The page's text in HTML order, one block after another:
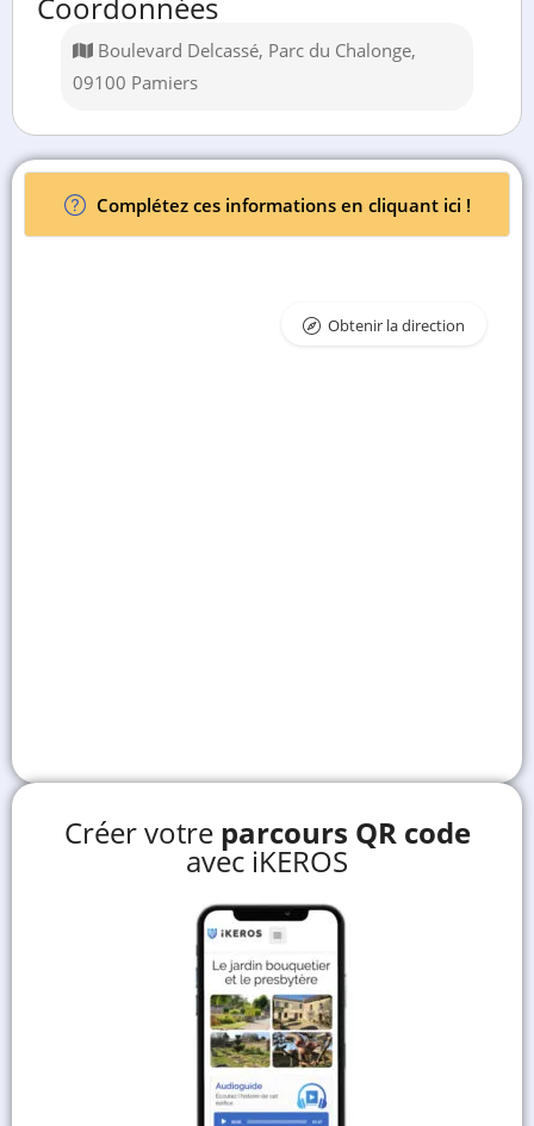
Coordonnées
Boulevard Delcassé, Parc du Chalonge,
09100 Pamiers
Complétez ces informations en cliquant ici !
Obtenir la direction
Créer votre parcours QR code
avec iKEROS